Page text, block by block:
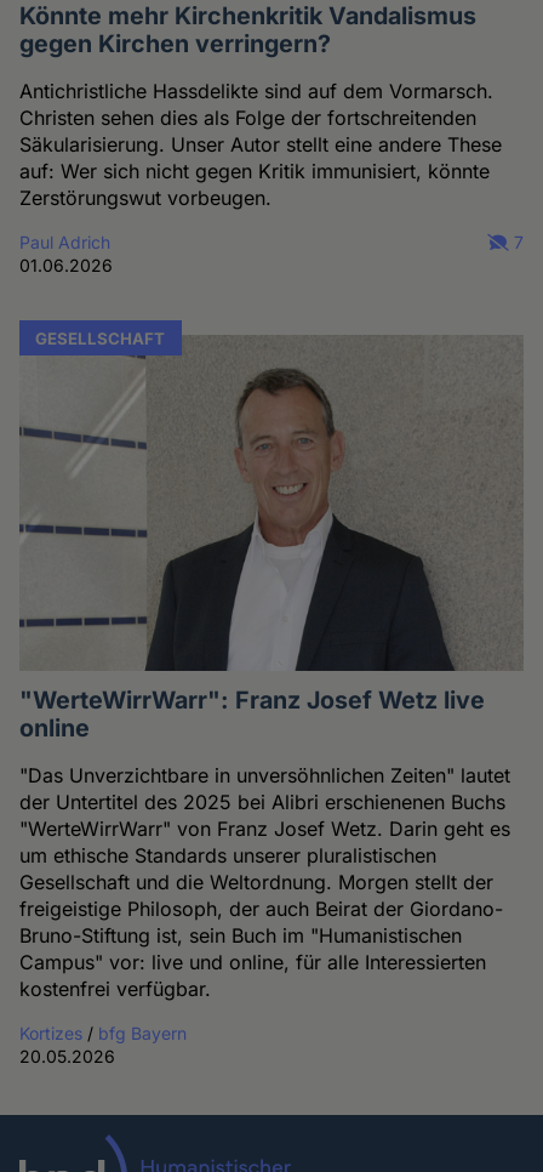
Könnte mehr Kirchenkritik Vandalismus
gegen Kirchen verringern?
Antichristliche Hassdelikte sind auf dem Vormarsch.
Christen sehen dies als Folge der fortschreitenden
Säkularisierung. Unser Autor stellt eine andere These
auf: Wer sich nicht gegen Kritik immunisiert, könnte
Zerstörungswut vorbeugen.
Paul Adrich
01.06.2026
7
GESELLSCHAFT
"WerteWirrWarr": Franz Josef Wetz live
online
"Das Unverzichtbare in unversöhnlichen Zeiten" lautet
der Untertitel des 2025 bei Alibri erschienenen Buchs
"WerteWirrWarr" von Franz Josef Wetz. Darin geht es
um ethische Standards unserer pluralistischen
Gesellschaft und die Weltordnung. Morgen stellt der
freigeistige Philosoph, der auch Beirat der Giordano-
Bruno-Stiftung ist, sein Buch im "Humanistischen
Campus" vor: live und online, für alle Interessierten
kostenfrei verfügbar.
Kortizes / bfg Bayern
20.05.2026